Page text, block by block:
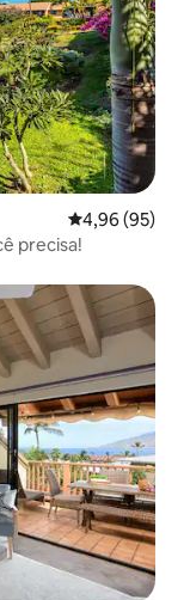
4,96 de uma
4,96 (95)
precisa!